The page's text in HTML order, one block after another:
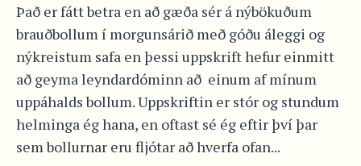
Það er fátt betra en að gæða sér á nýbökuðum
brauðbollum í morgunsárið með góðu áleggi og
nýkreistum safa en þessi uppskrift hefur einmitt
að geyma leyndardóminn að einum af mínum
uppáhalds bollum. Uppskriftin er stór og stundum
helminga ég hana, en oftast sé ég eftir því þar
sem bollurnar eru fljótar að hverfa ofan...